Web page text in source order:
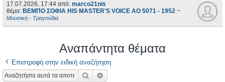
17.07.2026, 17:44 από: marco21nis
θέμα: ΒΕΜΠΟ ΣΟΦΙΑ HIS MASTER'S VOICE AO 5071 - 1952 ~
Μουσική - Τραγούδια
Αναπάντητα θέματα
Επιστροφή στην ειδική αναζήτηση
Αναζήτηση